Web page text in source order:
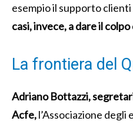
esempio il supporto clienti
casi, invece, a dare il
La frontiera del
Adriano Bottazzi,
Acfe,l’Associazione